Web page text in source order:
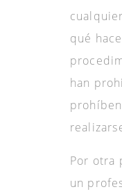
qué
han
Por otra
un